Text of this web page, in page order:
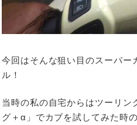
今回はそんな狙い目のスーパー
ル！
当時の私の自宅からはツーリン
グ＋α」でカブを試してみた時の